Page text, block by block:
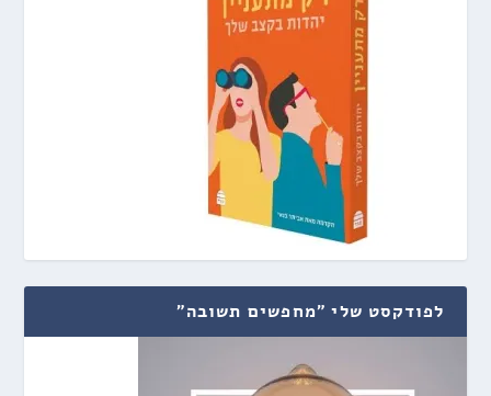
לפודקסט שלי "מחפשים תשובה"